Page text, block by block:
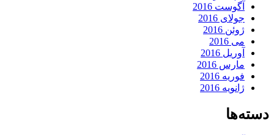
آگوست 2016
جولای 2016
ژوئن 2016
می 2016
آوریل 2016
مارس 2016
فوریه 2016
ژانویه 2016
دسته‌ها